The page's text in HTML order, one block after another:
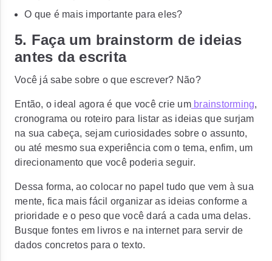
O que é mais importante para eles?
5. Faça um brainstorm de ideias
antes da escrita
Você já sabe sobre o que escrever? Não?
Então, o ideal agora é que você crie umbrainstorming,
cronograma ou roteiro para listar as ideias que surjam
na sua cabeça, sejam curiosidades sobre o assunto,
ou até mesmo sua experiência com o tema, enfim, um
direcionamento que você poderia seguir.
Dessa forma, ao colocar no papel tudo que vem à sua
mente, fica mais fácil organizar as ideias conforme a
prioridade e o peso que você dará a cada uma delas.
Busque fontes em livros e na internet para servir de
dados concretos para o texto.